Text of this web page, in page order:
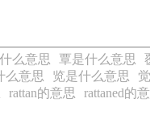
么意思 覃是什么意思
么意思 览是什么意思
rattan的意思 rattaned的